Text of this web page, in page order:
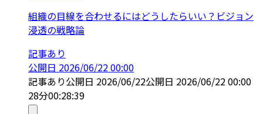
組織の目線を合わせるにはどうしたらいい？ビジョン
浸透の戦略論
記事あり
公開日 2026/06/22 00:00
記事あり公開日 2026/06/22公開日 2026/06/22 00:00
28分00:28:39